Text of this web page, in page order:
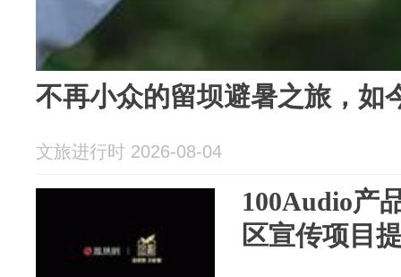
不再小众的留坝避暑之旅，如
文旅进行时 2026-08-04
100Audio产
区宣传项目